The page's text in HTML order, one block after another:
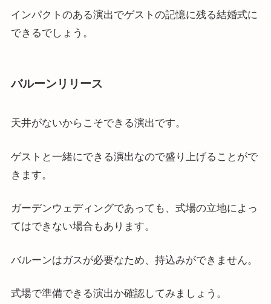
インパクトのある演出でゲストの記憶に残る結婚式に
できるでしょう。
バルーンリリース
天井がないからこそできる演出です。
ゲストと一緒にできる演出なので盛り上げることがで
きます。
ガーデンウェディングであっても、式場の立地によっ
てはできない場合もあります。
バルーンはガスが必要なため、持込みができません。
式場で準備できる演出か確認してみましょう。